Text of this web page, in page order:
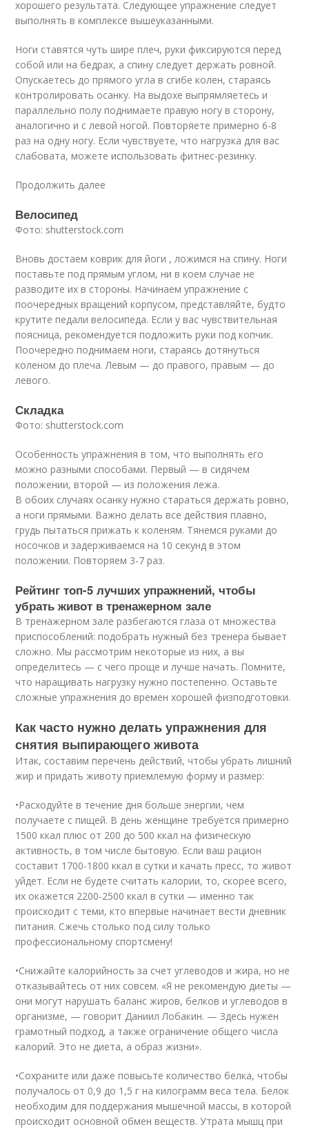
хорошего результата. Следующее упражнение следует
выполнять в комплексе вышеуказанными.
Ноги ставятся чуть шире плеч, руки фиксируются перед
собой или на бедрах, а спину следует держать ровной.
Опускаетесь до прямого угла в сгибе колен, стараясь
контролировать осанку. На выдохе выпрямляетесь и
параллельно полу поднимаете правую ногу в сторону,
аналогично и с левой ногой. Повторяете примерно 6-8
раз на одну ногу. Если чувствуете, что нагрузка для вас
слабовата, можете использовать фитнес-резинку.
Продолжить далее
Велосипед
Фото: shutterstock.com
Вновь достаем коврик для йоги , ложимся на спину. Ноги
поставьте под прямым углом, ни в коем случае не
разводите их в стороны. Начинаем упражнение с
поочередных вращений корпусом, представляйте, будто
крутите педали велосипеда. Если у вас чувствительная
поясница, рекомендуется подложить руки под копчик.
Поочередно поднимаем ноги, стараясь дотянуться
коленом до плеча. Левым — до правого, правым — до
левого.
Складка
Фото: shutterstock.com
Особенность упражнения в том, что выполнять его
можно разными способами. Первый — в сидячем
положении, второй — из положения лежа.
В обоих случаях осанку нужно стараться держать ровно,
а ноги прямыми. Важно делать все действия плавно,
грудь пытаться прижать к коленям. Тянемся руками до
носочков и задерживаемся на 10 секунд в этом
положении. Повторяем 3-7 раз.
Рейтинг топ-5 лучших упражнений, чтобы
убрать живот в тренажерном зале
В тренажерном зале разбегаются глаза от множества
приспособлений: подобрать нужный без тренера бывает
сложно. Мы рассмотрим некоторые из них, а вы
определитесь — с чего проще и лучше начать. Помните,
что наращивать нагрузку нужно постепенно. Оставьте
сложные упражнения до времен хорошей физподготовки.
Как часто нужно делать упражнения для
снятия выпирающего живота
Итак, составим перечень действий, чтобы убрать лишний
жир и придать животу приемлемую форму и размер:
•Расходуйте в течение дня больше энергии, чем
получаете с пищей. В день женщине требуется примерно
1500 ккал плюс от 200 до 500 ккал на физическую
активность, в том числе бытовую. Если ваш рацион
составит 1700-1800 ккал в сутки и качать пресс, то живот
уйдет. Если не будете считать калории, то, скорее всего,
их окажется 2200-2500 ккал в сутки — именно так
происходит с теми, кто впервые начинает вести дневник
питания. Сжечь столько под силу только
профессиональному спортсмену!
•Снижайте калорийность за счет углеводов и жира, но не
отказывайтесь от них совсем. «Я не рекомендую диеты —
они могут нарушать баланс жиров, белков и углеводов в
организме, — говорит Даниил Лобакин. — Здесь нужен
грамотный подход, а также ограничение общего числа
калорий. Это не диета, а образ жизни».
•Сохраните или даже повысьте количество белка, чтобы
получалось от 0,9 до 1,5 г на килограмм веса тела. Белок
необходим для поддержания мышечной массы, в которой
происходит основной обмен веществ. Утрата мышц при